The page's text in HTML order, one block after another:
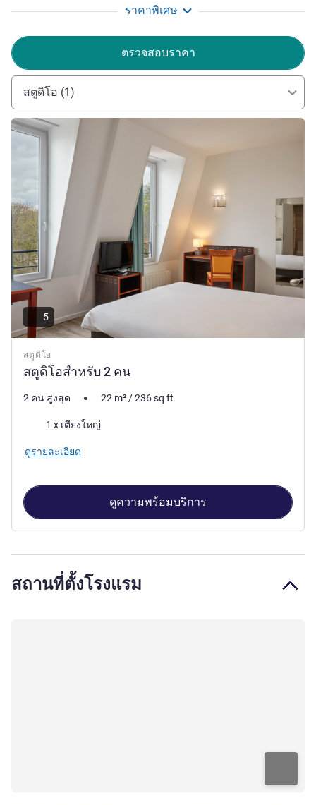
ราคาพิเศษ
ตรวจสอบราคา
สตูดิโอ (1)
สตูดิโอ
สตูดิโอสำหรับ 2 คน
ดูรายละเอียด
5
2 คน สูงสุด 22 m²/236sq ft
เครื่องนอน
1 x เตียงใหญ่
ดูรายละเอียด
ดูความพร้อมบริการ
สถานที่ตั้งโรงแรม